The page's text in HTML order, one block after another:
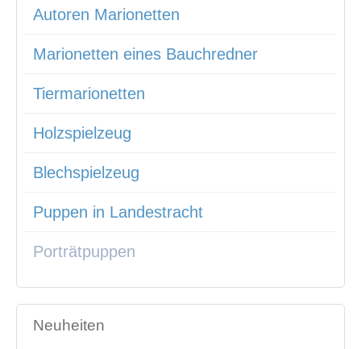
Autoren Marionetten
Marionetten eines Bauchredner
Tiermarionetten
Holzspielzeug
Blechspielzeug
Puppen in Landestracht
Porträtpuppen
Neuheiten